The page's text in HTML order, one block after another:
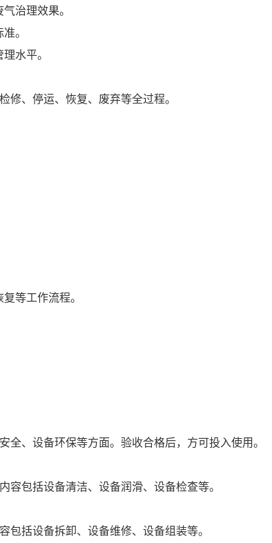
治理效果。
。
水平。
、停运、恢复、废弃等全过程。
等工作流程。
、设备环保等方面。验收合格后，方可投入使用。
包括设备清洁、设备润滑、设备检查等。
括设备拆卸、设备维修、设备组装等。